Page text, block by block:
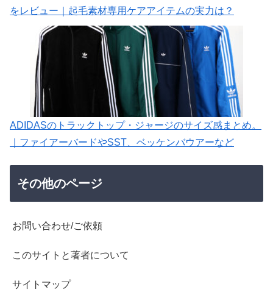
をレビュー｜起毛素材専用ケアアイテムの実力は？
ADIDASのトラックトップ・ジャージのサイズ感まとめ。
｜ファイアーバードやSST、ベッケンバウアーなど
その他のページ
お問い合わせ/ご依頼
このサイトと著者について
サイトマップ